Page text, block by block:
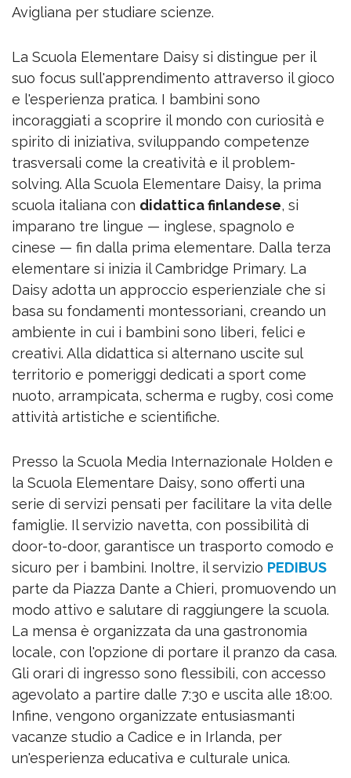
Avigliana per studiare scienze.
La Scuola Elementare Daisy si distingue per il
suo focus sull'apprendimento attraverso il gioco
e l'esperienza pratica. I bambini sono
incoraggiati a scoprire il mondo con curiosità e
spirito di iniziativa, sviluppando competenze
trasversali come la creatività e il problem-
solving. Alla Scuola Elementare Daisy, la prima
scuola italiana con didattica finlandese, si
imparano tre lingue — inglese, spagnolo e
cinese — fin dalla prima elementare. Dalla terza
elementare si inizia il Cambridge Primary. La
Daisy adotta un approccio esperienziale che si
basa su fondamenti montessoriani, creando un
ambiente in cui i bambini sono liberi, felici e
creativi. Alla didattica si alternano uscite sul
territorio e pomeriggi dedicati a sport come
nuoto, arrampicata, scherma e rugby, così come
attività artistiche e scientifiche.
Presso la Scuola Media Internazionale Holden e
la Scuola Elementare Daisy, sono offerti una
serie di servizi pensati per facilitare la vita delle
famiglie. Il servizio navetta, con possibilità di
door-to-door, garantisce un trasporto comodo e
sicuro per i bambini. Inoltre, il servizio PEDIBUS
parte da Piazza Dante a Chieri, promuovendo un
modo attivo e salutare di raggiungere la scuola.
La mensa è organizzata da una gastronomia
locale, con l'opzione di portare il pranzo da casa.
Gli orari di ingresso sono flessibili, con accesso
agevolato a partire dalle 7:30 e uscita alle 18:00.
Infine, vengono organizzate entusiasmanti
vacanze studio a Cadice e in Irlanda, per
un'esperienza educativa e culturale unica.